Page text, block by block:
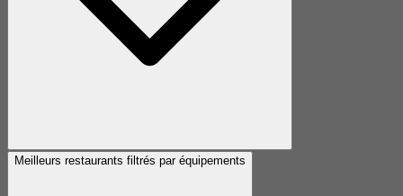
Meilleurs restaurants filtrés par équipements